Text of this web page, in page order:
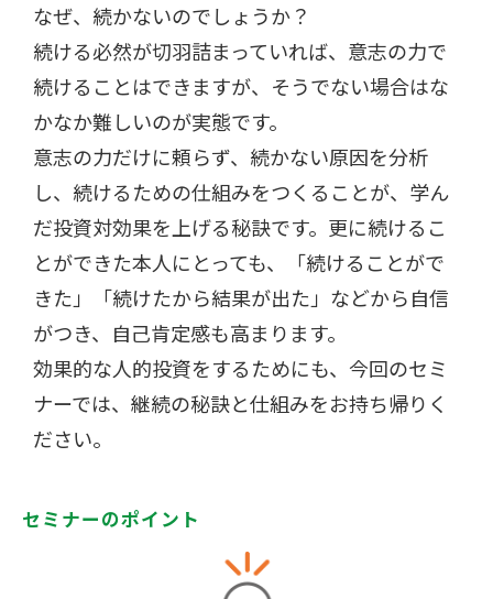
なぜ、続かないのでしょうか？
続ける必然が切羽詰まっていれば、意志の力で
続けることはできますが、そうでない場合はな
かなか難しいのが実態です。
意志の力だけに頼らず、続かない原因を分析
し、続けるための仕組みをつくることが、学ん
だ投資対効果を上げる秘訣です。更に続けるこ
とができた本人にとっても、「続けることがで
きた」「続けたから結果が出た」などから自信
がつき、自己肯定感も高まります。
効果的な人的投資をするためにも、今回のセミ
ナーでは、継続の秘訣と仕組みをお持ち帰りく
ださい。
セミナーのポイント